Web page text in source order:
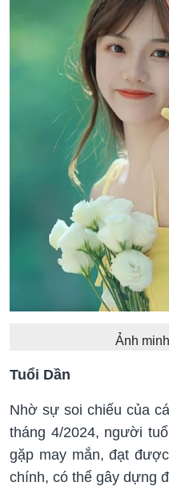
Ảnh
Tuổi Dần
Nhờ sự soi chiếu của
tháng 4/2024, người
gặp may mắn, đạt
chính, có thể gây dựng